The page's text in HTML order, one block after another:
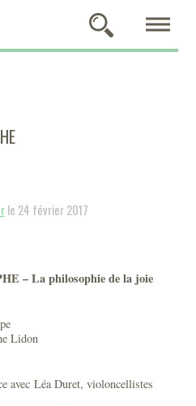
le 24 février 2017
– La philosophie de la joie
Lidon
avec Léa Duret, violoncellistes